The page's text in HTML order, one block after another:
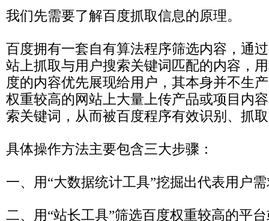
我们先需要了解百度抓取信息的原理。
百度拥有一套自有算法程序筛选内容，通
站上抓取与用户搜索关键词匹配的内容，
度的内容优先展现给用户，其本身并不生
权重较高的网站上大量上传产品或项目内
索关键词，从而被百度程序有效识别、抓
具体操作方法主要包含三大步骤：
一、用“大数据统计工具”挖掘出代表用户
二、用“站长工具”筛选百度权重较高的平